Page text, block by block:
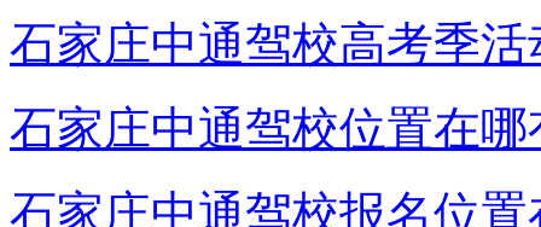
石家庄中通驾校高考季
石家庄中通驾校位置在
石家庄中通驾校报名位置